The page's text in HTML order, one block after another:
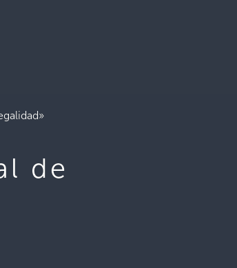
de